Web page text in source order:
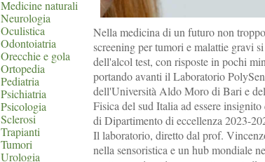
Medicine naturali
Neurologia
Oculistica
Odontoiatria
Orecchie e gola
Ortopedia
Pediatria
Psichiatria
Psicologia
Sclerosi
Trapianti
Tumori
Urologia
Nella medicina di un futuro non
screening per tumori e malattie gravi
dell'alcol test, con risposte in pochi
portando avanti il Laboratorio
dell'Università Aldo Moro di Bari e
Fisica del sud Italia ad essere
di Dipartimento di eccellenza 2023-
Il laboratorio, diretto dal prof.
nella sensoristica e un hub mondiale